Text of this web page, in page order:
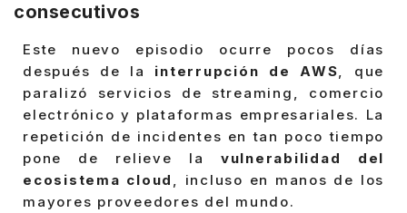
consecutivos
Este nuevo episodio ocurre pocos días
después de la interrupción de AWS , que
paralizó servicios de streaming, comercio
electrónico y plataformas empresariales. La
repetición de incidentes en tan poco tiempo
pone de relieve la vulnerabilidad del
ecosistema cloud
, incluso en manos de los
mayores proveedores del mundo.